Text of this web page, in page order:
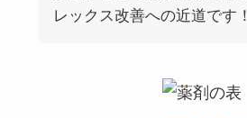
レックス改善への近道です！